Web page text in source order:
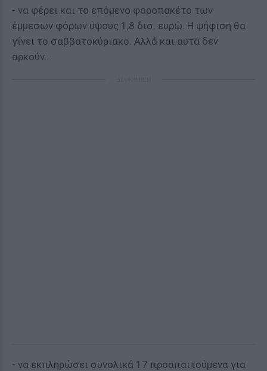
- να φέρει και το επόμενο φοροπακέτο των
έμμεσων φόρων ύψους 1,8 δισ. ευρώ. Η ψήφιση θα
γίνει το σαββατοκύριακο. Αλλά και αυτά δεν
αρκούν…
- να εκπληρώσει συνολικά 17 προαπαιτούμενα για